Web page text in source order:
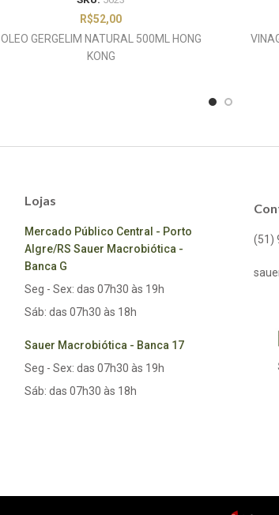
R$52,00
OLEO GERGELIM NATURAL 500ML HONG
KONG
Lojas
Mercado Público Central - Porto
Algre/RS Sauer Macrobiótica -
Banca G
Seg - Sex: das 07h30 às 19h
Sáb: das 07h30 às 18h
Sauer Macrobiótica - Banca 17
Seg - Sex: das 07h30 às 19h
Sáb: das 07h30 às 18h
(51)